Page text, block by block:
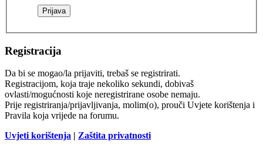
Registracija
Da bi se mogao/la prijaviti, trebaš se registrirati.
Registracijom, koja traje nekoliko sekundi, dobivaš
ovlasti/mogućnosti koje neregistrirane osobe nemaju.
Prije registriranja/prijavljivanja, molim(o), prouči Uvjete korištenja i
Pravila koja vrijede na forumu.
Uvjeti korištenja | Zaštita privatnosti